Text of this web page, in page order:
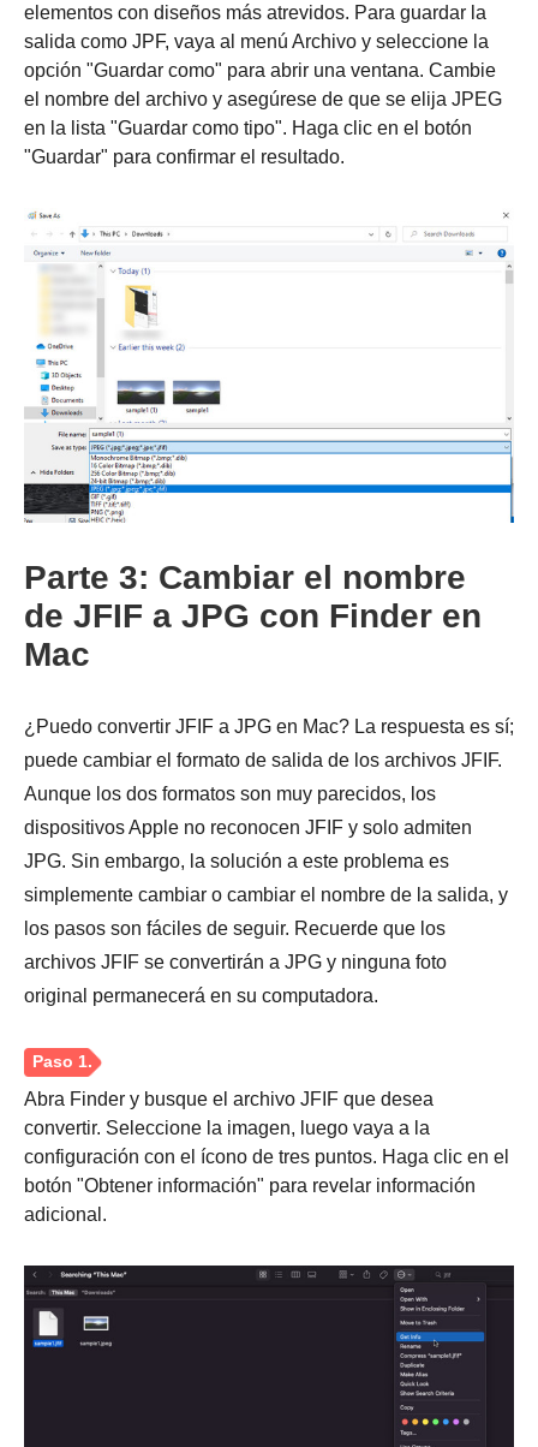
Paso 1.
elementos con diseños más atrevidos. Para guardar la
salida como JPF, vaya al menú Archivo y seleccione la
opción "Guardar como" para abrir una ventana. Cambie
el nombre del archivo y asegúrese de que se elija JPEG
en la lista "Guardar como tipo". Haga clic en el botón
"Guardar" para confirmar el resultado.
Parte 3: Cambiar el nombre
de JFIF a JPG con Finder en
Mac
¿Puedo convertir JFIF a JPG en Mac? La respuesta es sí;
puede cambiar el formato de salida de los archivos JFIF.
Aunque los dos formatos son muy parecidos, los
dispositivos Apple no reconocen JFIF y solo admiten
JPG. Sin embargo, la solución a este problema es
simplemente cambiar o cambiar el nombre de la salida, y
los pasos son fáciles de seguir. Recuerde que los
archivos JFIF se convertirán a JPG y ninguna foto
original permanecerá en su computadora.
Abra Finder y busque el archivo JFIF que desea
convertir. Seleccione la imagen, luego vaya a la
configuración con el ícono de tres puntos. Haga clic en el
botón "Obtener información" para revelar información
adicional.